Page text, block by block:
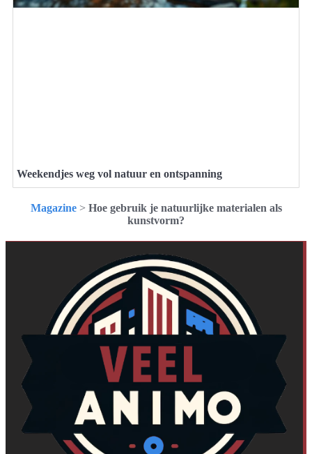
Weekendjes weg vol natuur en ontspanning
Magazine> Hoe gebruik je natuurlijke materialen als
kunstvorm?